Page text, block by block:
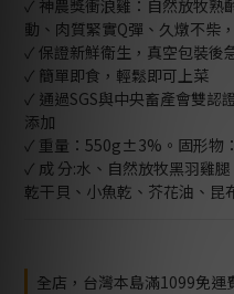
✓ 神農獎衝浪雞：自然放牧熟
動、肉質緊實Q彈、久燉不柴
✓ 保證新鮮衛生，真空包裝後
✓ 簡單即食，輕鬆即可上菜
✓ 通過SGS與中央畜產會雙認
添加
✓ 重量：550g±3%。固形物
✓ 成 分:水、自然放牧黑羽雞
乾干貝、小魚乾、芥花油、昆
全店，台灣本島滿1099免運